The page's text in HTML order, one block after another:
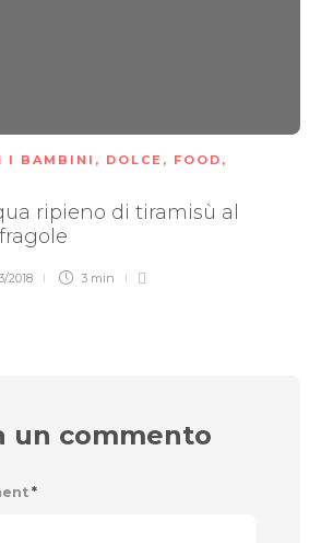
I BAMBINI , DOLCE , FOOD ,
ripieno di tiramisù al
2018 3 min
un commento
*